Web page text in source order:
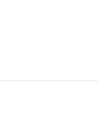
via X -
nieuwsbericht via
dit nieuwsbericht
dit